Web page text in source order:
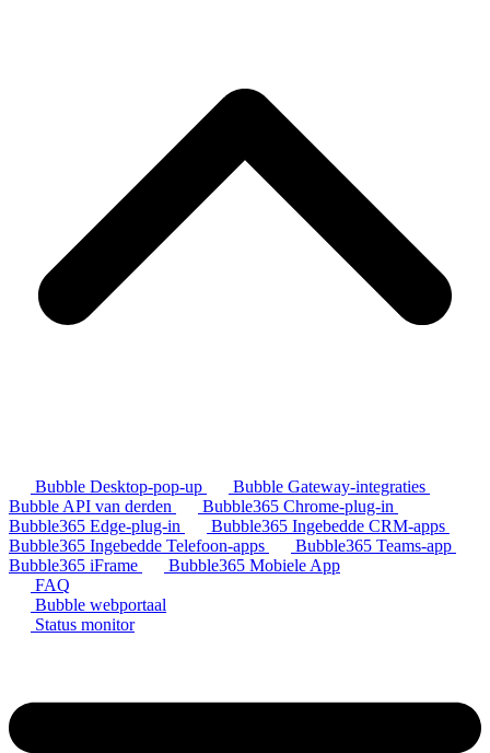
Bubble Desktop-pop-up
Bubble Gateway-integraties
Bubble API van derden
Bubble365 Chrome-plug-in
Bubble365 Edge-plug-in
Bubble365 Ingebedde CRM-apps
Bubble365 Ingebedde Telefoon-apps
Bubble365 Teams-app
Bubble365 iFrame
Bubble365 Mobiele App
FAQ
Bubble webportaal
Status monitor